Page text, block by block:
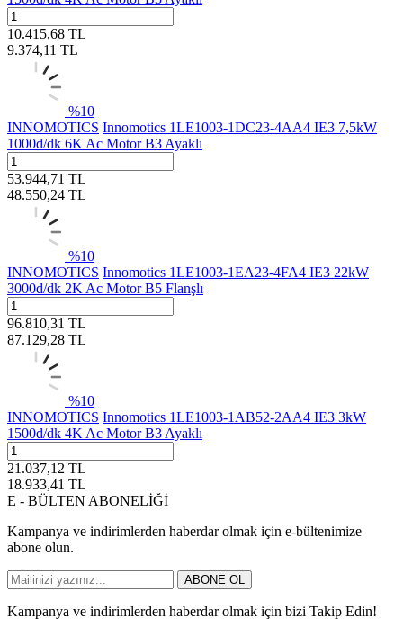
10.415,68 TL
9.374,11 TL
%10
INNOMOTICS Innomotics 1LE1003-1DC23-4AA4 IE3 7,5kW
1000d/dk 6K Ac Motor B3 Ayaklı
53.944,71 TL
48.550,24 TL
%10
INNOMOTICS Innomotics 1LE1003-1EA23-4FA4 IE3 22kW
3000d/dk 2K Ac Motor B5 Flanşlı
96.810,31 TL
87.129,28 TL
%10
INNOMOTICS Innomotics 1LE1003-1AB52-2AA4 IE3 3kW
1500d/dk 4K Ac Motor B3 Ayaklı
21.037,12 TL
18.933,41 TL
E - BÜLTEN ABONELİĞİ
Kampanya ve indirimlerden haberdar olmak için e-bültenimize
abone olun.
ABONE OL
Kampanya ve indirimlerden haberdar olmak için bizi Takip Edin!